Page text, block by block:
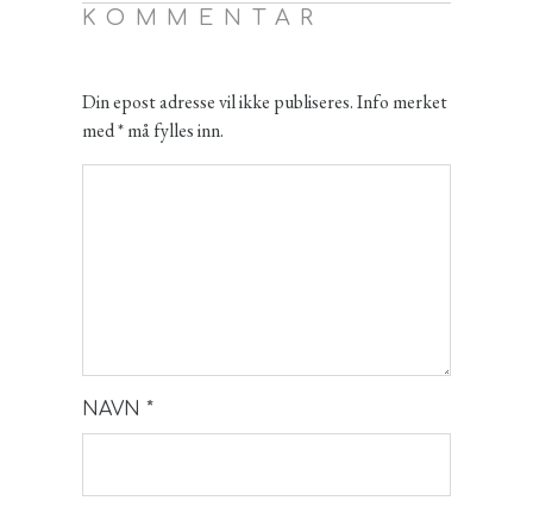
KOMMENTAR
Din epost adresse vil ikke publiseres. Info merket
med * må fylles inn.
NAVN *